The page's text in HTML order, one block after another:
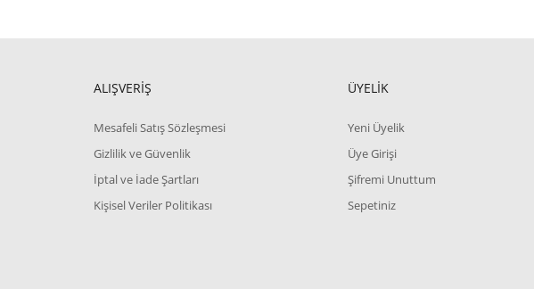
ALIŞVERİŞ
Mesafeli Satış Sözleşmesi
Gizlilik ve Güvenlik
İptal ve İade Şartları
Kişisel Veriler Politikası
ÜYELİK
Yeni Üyelik
Üye Girişi
Şifremi Unuttum
Sepetiniz